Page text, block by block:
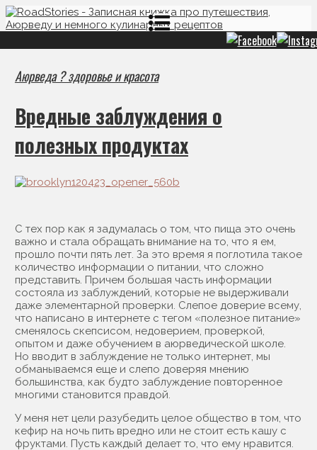
Аюрведа ? здоровье и красота
Вредные заблуждения о
полезных продуктах
С тех пор как я задумалась о том, что пища это очень
важно и стала обращать внимание на то, что я ем,
прошло почти пять лет. За это время я поглотила такое
количество информации о питании, что сложно
представить. Причем большая часть информации
состояла из заблуждений, которые не выдерживали
даже элементарной проверки. Слепое доверие всему,
что написано в интернете с тегом «полезное питание»
сменялось скепсисом, недоверием, проверкой,
опытом и даже обучением в аюрведической школе.
Но вводит в заблуждение не только интернет, мы
обманываемся еще и слепо доверяя мнению
большинства, как будто заблуждение повторенное
многими становится правдой.
У меня нет цели разубедить целое общество в том, что
кефир на ночь пить вредно или не стоит есть кашу с
фруктами. Пусть каждый делает то, что ему нравится.